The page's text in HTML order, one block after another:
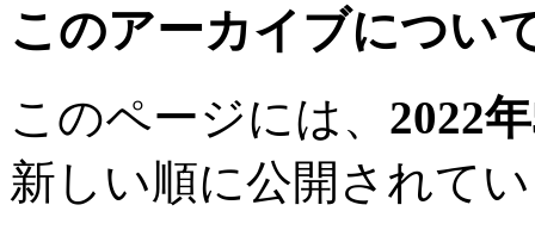
このアーカイブについ
このページには、 2022
新しい順に公開されて